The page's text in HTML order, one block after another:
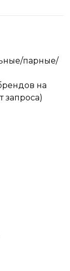
парные/
на
запроса)